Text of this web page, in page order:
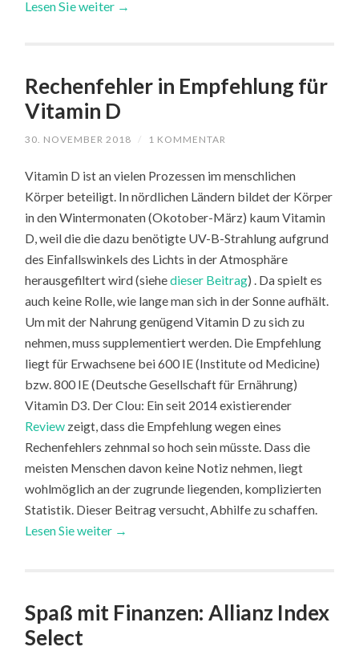
Lesen Sie weiter →
Rechenfehler in Empfehlung für
Vitamin D
30. NOVEMBER 2018 / 1 KOMMENTAR
Vitamin D ist an vielen Prozessen im menschlichen
Körper beteiligt. In nördlichen Ländern bildet der Körper
in den Wintermonaten (Okotober-März) kaum Vitamin
D, weil die die dazu benötigte UV-B-Strahlung aufgrund
des Einfallswinkels des Lichts in der Atmosphäre
herausgefiltert wird (siehedieser Beitrag) . Da spielt es
auch keine Rolle, wie lange man sich in der Sonne aufhält.
Um mit der Nahrung genügend Vitamin D zu sich zu
nehmen, muss supplementiert werden. Die Empfehlung
liegt für Erwachsene bei 600 IE (Institute od Medicine)
bzw. 800 IE (Deutsche Gesellschaft für Ernährung)
Vitamin D3. Der Clou: Ein seit 2014 existierender
Review zeigt, dass die Empfehlung wegen eines
Rechenfehlers zehnmal so hoch sein müsste. Dass die
meisten Menschen davon keine Notiz nehmen, liegt
wohlmöglich an der zugrunde liegenden, komplizierten
Statistik. Dieser Beitrag versucht, Abhilfe zu schaffen.
Lesen Sie weiter →
Spaß mit Finanzen: Allianz Index
Select